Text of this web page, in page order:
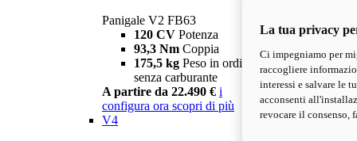
Panigale V2 FB63
120 CV Potenza
93,3 Nm Coppia
175,5 kg Peso in ordine di marcia
senza carburante
A partire da 22.490 € i
configura ora scopri di più
V4
La tua privacy
Ci impegniamo per
raccogliere
interessi e salvare le
acconsenti
revocare il consenso,